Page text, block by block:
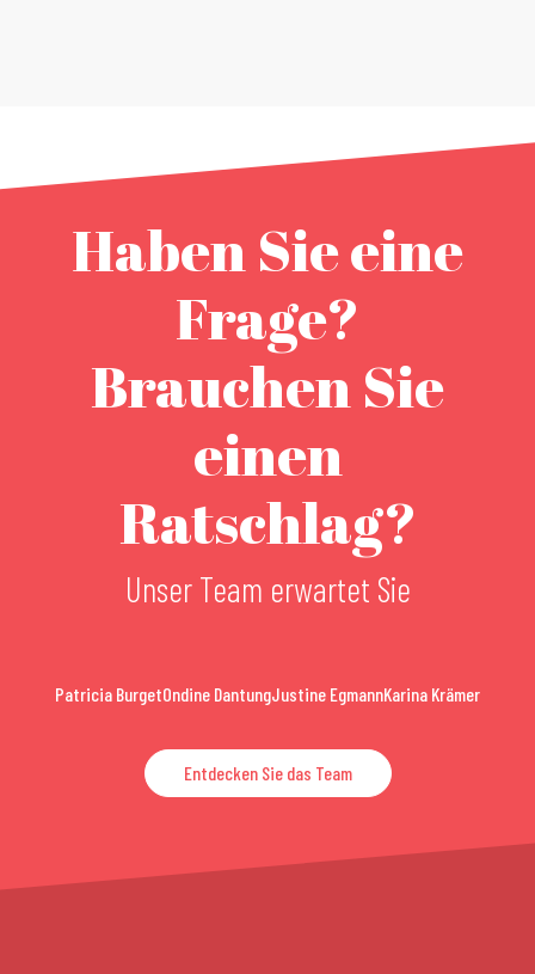
Haben Sie eine
Frage?
Brauchen Sie
einen
Ratschlag?
Unser Team erwartet Sie
Patricia BurgetOndine DantungJustine EgmannKarina Krämer
Entdecken Sie das Team